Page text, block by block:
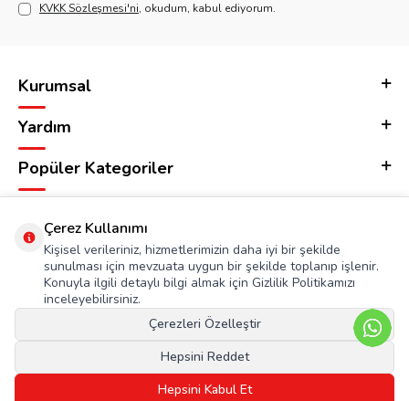
KVKK Sözleşmesi'ni, okudum, kabul ediyorum.
Kurumsal
Yardım
Popüler Kategoriler
Çerez Kullanımı
Kişisel verileriniz, hizmetlerimizin daha iyi bir şekilde
sunulması için mevzuata uygun bir şekilde toplanıp işlenir.
Konuyla ilgili detaylı bilgi almak için Gizlilik Politikamızı
inceleyebilirsiniz.
Çerezleri Özelleştir
Hepsini Reddet
Hepsini Kabul Et